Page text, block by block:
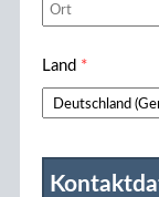
Land *